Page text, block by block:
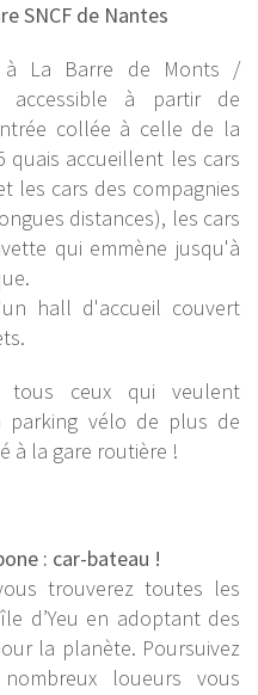
SNCF de Nantes
à La Barre de Monts /
accessible à partir de
collée à celle de la
quais accueillent les cars
les cars des compagnies
distances), les cars
qui emmène jusqu'à
hall d'accueil couvert
ceux qui veulent
parking vélo de plus de
à la gare routière !
: car-bateau !
trouverez toutes les
d’Yeu en adoptant des
la planète. Poursuivez
loueurs vous